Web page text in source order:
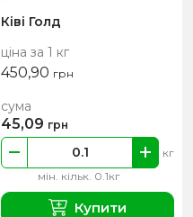
Ківі Голд
ціна за 1 кг
450,90 грн
мін. кільк. 0.1кг
кг
сума
45,09 грн
Купити